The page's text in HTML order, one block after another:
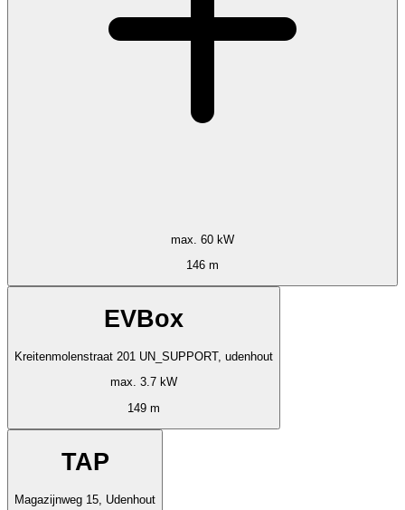
max. 60 kW
146 m
EVBox
Kreitenmolenstraat 201 UN_SUPPORT, udenhout
max. 3.7 kW
149 m
TAP
Magazijnweg 15, Udenhout